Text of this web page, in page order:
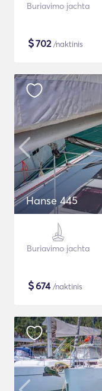
Buriavimo jachta
$702/naktinis
Hanse 445
Buriavimo jachta
$674/naktinis